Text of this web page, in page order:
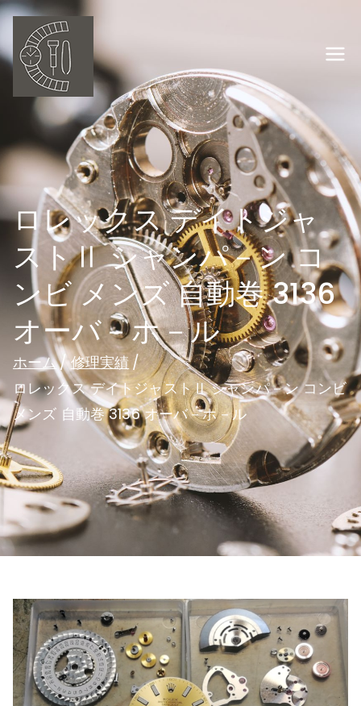
内
を
ス
岡山の時計修理
オーバーホー
ル ウオッチ職
人
ロレックス デイトジャ
ストⅡ シャンパ－ン コ
ンビ メンズ 自動巻 3136
オーバ－ホ－ル
ホーム
修理実績
ロレックス デイトジャストⅡ シャンパ－ン コンビ
メンズ 自動巻 3136 オーバ－ホ－ル